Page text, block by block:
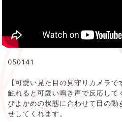
050141
【可愛い見た目の見守りカメラで
触れると可愛い鳴き声で反応して
ぴよかめの状態に合わせて目の動
せしてくれます。